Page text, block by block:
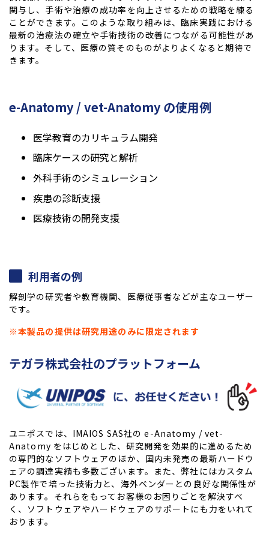
関与し、手術や治療の成功率を向上させるための戦略を練る
ことができます。このような取り組みは、臨床実践における
最新の治療法の確立や手術技術の改善につながる可能性があ
ります。そして、医療の質そのものがよりよくなると期待で
きます。
e-Anatomy / vet-Anatomy の使用例
医学教育のカリキュラム開発
臨床ケースの研究と解析
外科手術のシミュレーション
疾患の診断支援
医療技術の開発支援
利用者の例
解剖学の研究者や教育機関、医療従事者などが主なユーザー
です。
※本製品の提供は研究用途のみに限定されます
テガラ株式会社のプラットフォーム
ユニポスでは、IMAIOS SAS社の e-Anatomy / vet-
Anatomy をはじめとした、研究開発を効果的に進めるため
の専門的なソフトウェアのほか、国内未発売の最新ハードウ
ェアの調達実績も多数ございます。また、弊社にはカスタム
PC製作で培った技術力と、海外ベンダーとの良好な関係性が
あります。それらをもってお客様のお困りごとを解決すべ
く、ソフトウェアやハードウェアのサポートにも力をいれて
おります。